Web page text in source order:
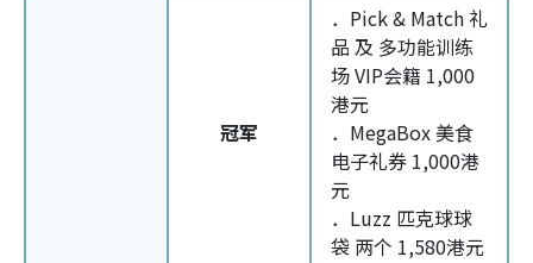
冠军
．Pick & Match 礼
品 及 多功能训练
场 VIP会籍 1,000
港元
．MegaBox 美食
电子礼券 1,000港
元
．Luzz 匹克球球
袋 两个 1,580港元